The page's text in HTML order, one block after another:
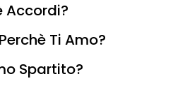
Accordi?
Ti Amo?
Spartito?